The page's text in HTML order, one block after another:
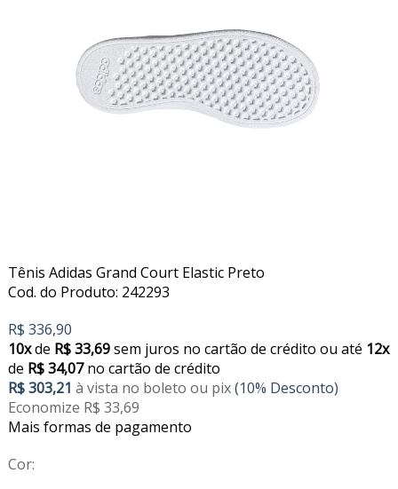
Tênis Adidas Grand Court Elastic Preto
Cod. do Produto: 242293
R$ 336,90
10xde R$ 33,69sem juros no cartão de crédito ou até 12x
de R$ 34,07no cartão de crédito
R$ 303,21 à vista no boleto ou pix(10% Desconto)
Economize R$ 33,69
Mais formas de pagamento
Cor: